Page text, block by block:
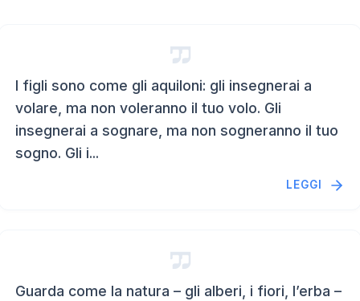
I figli sono come gli aquiloni: gli insegnerai a
volare, ma non voleranno il tuo volo. Gli
insegnerai a sognare, ma non sogneranno il tuo
sogno. Gli i...
LEGGI
Guarda come la natura – gli alberi, i fiori, l’erba –